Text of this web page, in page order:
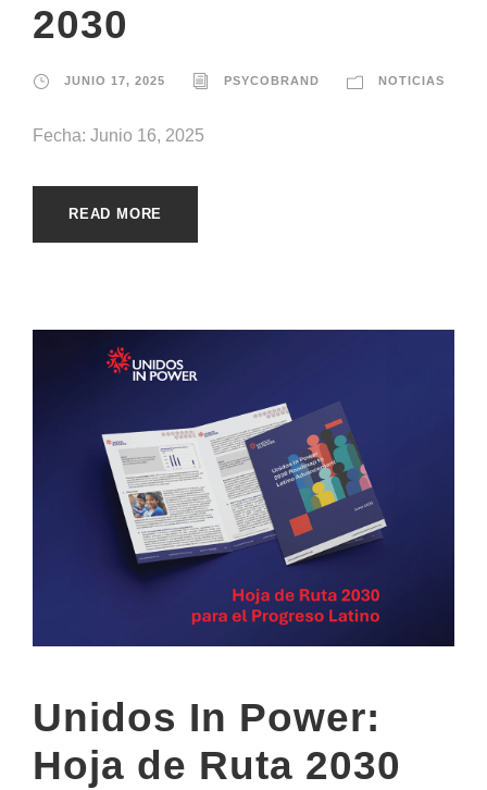
2030
JUNIO 17, 2025 PSYCOBRAND NOTICIAS
Fecha: Junio 16, 2025
READ MORE
Unidos In Power:
Hoja de Ruta 2030